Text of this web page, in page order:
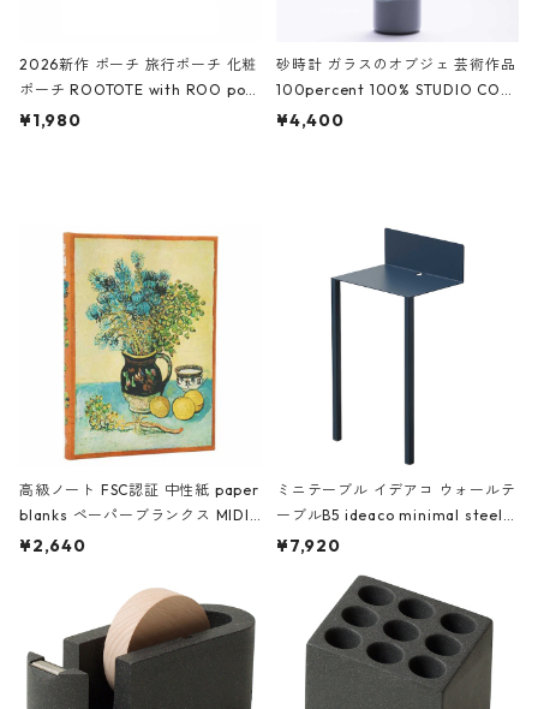
2026新作 ポーチ 旅行ポーチ 化粧
ポーチ ROOTOTE with ROO pou
ch 3532 ルートート WR.ポーチ.ラ
¥1,980
砂時計 ガラスのオブジェ 芸術作品
100percent 100% STUDIO COH
AKU Timeless 100パーセント ス
¥4,400
高級ノート FSC認証 中性紙 paper
blanks ペーパーブランクス MIDI
ハードカバー 罫線 ヴァン・ゴッホ
¥2,640
ミニテーブル イデアコ ウォールテ
ーブルB5 ideaco minimal steel f
urniture WALL Table B5 ネイビー
¥7,920